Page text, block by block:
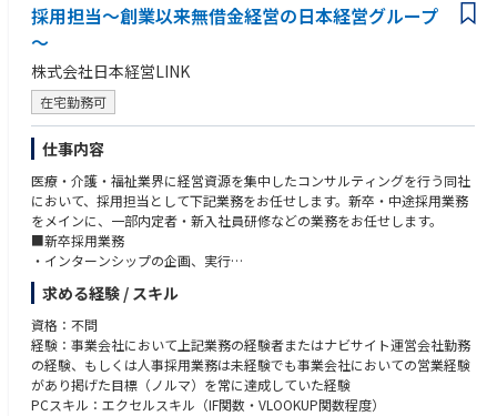
【得られる経験／スキル】
・単なる営業の経験ではなく、コンサルティングの営業を通してどこの業
界、どんな商材にも通ずる市場価値の高いスキルを身に付けることができ
ます。
・圧倒的な裁量権をもとに、大企業にはないスピード感で成長することが
できます。
【中長期のキャリアパス】
・次世代の会社を担う営業統括責任者
・新規事業立上げ責任者
・グループ会社CxO
採用担当～創業以来無借金経営の日本経営グループ
～
株式会社日本経営LINK
在宅勤務可
仕事内容
医療・介護・福祉業界に経営資源を集中したコンサルティングを行う同社
において、採用担当として下記業務をお任せします。新卒・中途採用業務
をメインに、一部内定者・新入社員研修などの業務をお任せします。
■新卒採用業務
・インターンシップの企画、実行
・学校訪問、ゼミ訪問
・面接調整
・1次面接官
・ナビサイト・スカウトサービス業者対応
■中途採用業務
・エージェント、広告代理店対応
・面接調整
求める経験 / スキル
資格：不問
経験：事業会社において上記業務の経験者またはナビサイト運営会社勤務
の経験、もしくは人事採用業務は未経験でも事業会社においての営業経験
があり掲げた目標（ノルマ）を常に達成していた経験
PCスキル：エクセルスキル（IF関数・VLOOKUP関数程度）